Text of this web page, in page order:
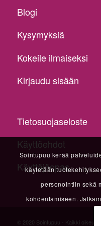
Blogi
Kysymyksiä
Kokeile ilmaiseksi
Kirjaudu sisään
Tietosuojaseloste
Käyttöehdot
Käyttäjäopas
© 2020 Sointupuu - Kaikki oikeudet
Sointupuu kerää
käytetään
personointiin sekä
kohdentamiseen.